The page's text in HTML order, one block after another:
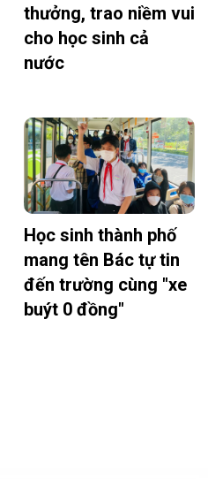
thưởng, trao niềm vui
cho học sinh cả
nước
Học sinh thành phố
mang tên Bác tự tin
đến trường cùng "xe
buýt 0 đồng"